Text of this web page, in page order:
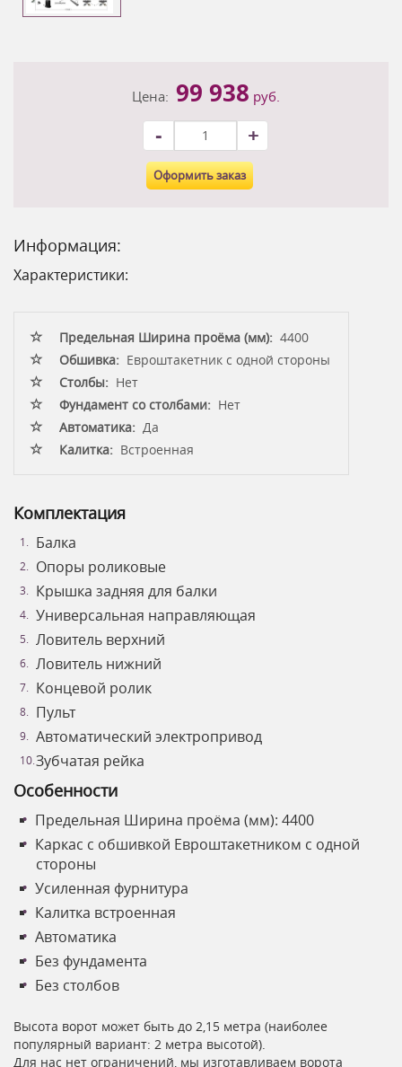
Цена: 99 938 руб.
- +
Оформить заказ
Информация:
Характеристики:
Предельная Ширина проёма (мм): 4400
Обшивка: Евроштакетник с одной стороны
Столбы: Нет
Фундамент со столбами: Нет
Автоматика: Да
Калитка: Встроенная
Комплектация
Балка
Опоры роликовые
Крышка задняя для балки
Универсальная направляющая
Ловитель верхний
Ловитель нижний
Концевой ролик
Пульт
Автоматический электропривод
Зубчатая рейка
Особенности
Предельная Ширина проёма (мм): 4400
Каркас с обшивкой Евроштакетником с одной
стороны
Усиленная фурнитура
Калитка встроенная
Автоматика
Без фундамента
Без столбов
Высота ворот может быть до 2,15 метра (наиболее
популярный вариант: 2 метра высотой).
Для нас нет ограничений, мы изготавливаем ворота